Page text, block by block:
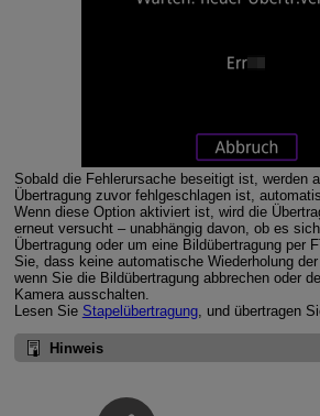
Sobald die Fehlerursache beseitigt ist, werden
Übertragung zuvor fehlgeschlagen ist,
Wenn diese Option aktiviert ist, wird die
erneut versucht – unabhängig davon, ob es
Übertragung oder um eine Bildübertragung per
Sie, dass keine automatische Wiederholung
wenn Sie die Bildübertragung abbrechen oder
Kamera ausschalten.
Lesen Sie Stapelübertragung, und übertragen
Hinweis